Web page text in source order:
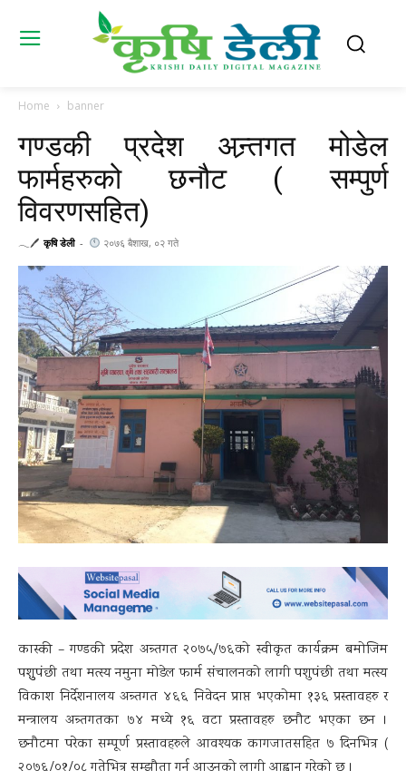
Home banner
गण्डकी प्रदेश अन्र्तगत मोडेल
फार्महरुको छनौट ( सम्पुर्ण
विवरणसहित)
𓂃🖊 कृषि डेली - २०७६ बैशाख, ०२ गते
कास्की – गण्डकी प्रदेश अन्र्तगत २०७५/७६को स्वीकृत कार्यक्रम बमोजिम
पशुुपंछी तथा मत्स्य नमुना मोडेल फार्म संचालनको लागी पशुपंछी तथा मत्स्य
विकाश निर्देशनालय अन्र्तगत ४६६ निवेदन प्राप्त भएकोमा १३६ प्रस्तावहरु र
मन्त्रालय अन्र्तगतका ७४ मध्ये १६ वटा प्रस्तावहरु छनौट भएका छन ।
छनौटमा परेका सम्पूर्ण प्रस्तावहरुले आवश्यक कागजातसहित ७ दिनभित्र (